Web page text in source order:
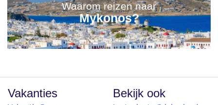
Waarom reizen naar
Mykonos?
Vakanties Bekijk ook